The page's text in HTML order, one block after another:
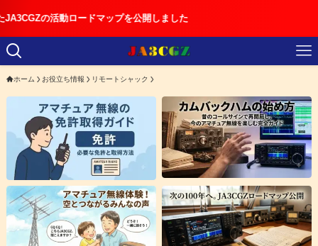
ードマップを公開しました
ホーム お役立ち情報 リモートシャック